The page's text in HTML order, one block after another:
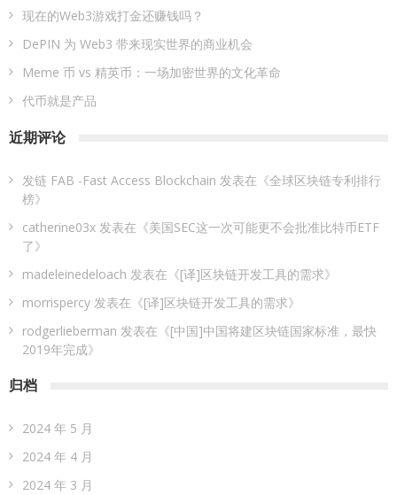
现在的Web3游戏打金还赚钱吗？
DePIN 为 Web3 带来现实世界的商业机会
Meme 币 vs 精英币：一场加密世界的文化革命
代币就是产品
近期评论
发链 FAB -Fast Access Blockchain 发表在《全球区块链专利排行
榜》
catherine03x 发表在《美国SEC这一次可能更不会批准比特币ETF
了》
madeleinedeloach 发表在《[译]区块链开发工具的需求》
morrispercy 发表在《[译]区块链开发工具的需求》
rodgerlieberman 发表在《[中国]中国将建区块链国家标准，最快
2019年完成》
归档
2024 年 5 月
2024 年 4 月
2024 年 3 月